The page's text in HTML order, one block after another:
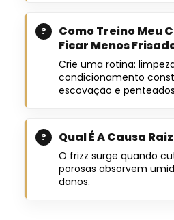
Como Treino Meu
Ficar Menos
Crie uma rotina:
condicionamento
escovação e
Qual É A Causa
O frizz surge quando
porosas absorvem
danos.